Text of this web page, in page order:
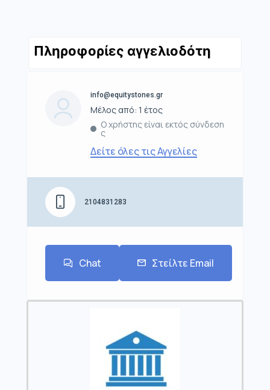
Πληροφορίες αγγελιοδότη
info@equitystones.gr
Μέλος από: 1 έτος
Ο χρήστης είναι εκτός σύνδεση
ς
Δείτε όλες τις Αγγελίες
2104831283
Chat Στείλτε Email